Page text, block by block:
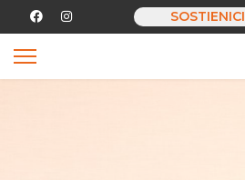
SOSTIENICI